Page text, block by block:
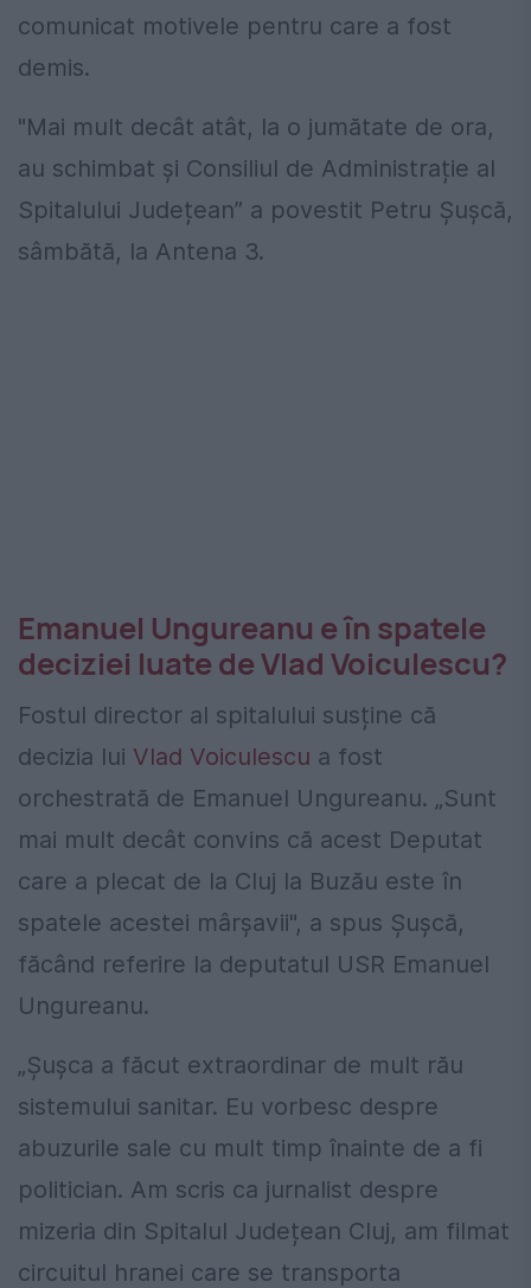
comunicat motivele pentru care a fost
demis.
"Mai mult decât atât, la o jumătate de ora,
au schimbat și Consiliul de Administrație al
Spitalului Județean” a povestit Petru Șușcă,
sâmbătă, la Antena 3.
Emanuel Ungureanu e în spatele
deciziei luate de Vlad Voiculescu?
Fostul director al spitalului susține că
decizia lui Vlad Voiculescu a fost
orchestrată de Emanuel Ungureanu. „Sunt
mai mult decât convins că acest Deputat
care a plecat de la Cluj la Buzău este în
spatele acestei mârșavii", a spus Șușcă,
făcând referire la deputatul USR Emanuel
Ungureanu.
„Șușca a făcut extraordinar de mult rău
sistemului sanitar. Eu vorbesc despre
abuzurile sale cu mult timp înainte de a fi
politician. Am scris ca jurnalist despre
mizeria din Spitalul Județean Cluj, am filmat
circuitul hranei care se transporta